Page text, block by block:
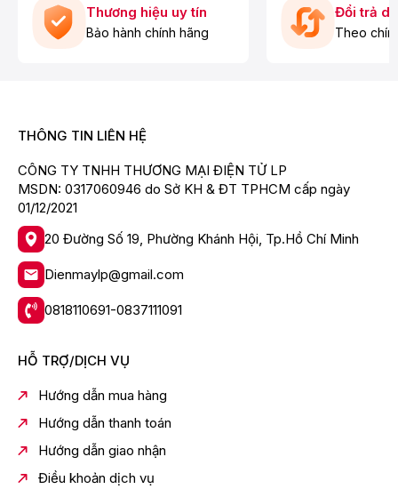
- Hệ thống làm lạnh DoorCooling cùng luồng khí lạnh
đa chiều Multi Air Flow giúp khí lạnh phát ra từ của tủ
và lan tỏa đều khắp không gian, cung cấp cho thực
nén Inverter tuyến tính giúp kiểm soát dao động nhiệt
độ, giữ cho thực phẩm được tươi ngon lâu hơn mà vẫn
đảm bảo tiết kiệm điện năng hiệu quả.
*Hình ảnh chỉ mang tính chất minh họa
Công nghệ kháng khuẩn khử mùi
- Tủ lạnh Inverter sử dụng bộ lọc 3 lớp Hygiene
Fresh+ giúp tủ giữ được sự tươi mát, trong lành nhờ
khả năng ức chế sự hoạt động của nấm mốc và vi
Thương hiệu uy tín
Bảo hành chính hãng
Đổi trả
Theo
THÔNG TIN LIÊN HỆ
CÔNG TY TNHH THƯƠNG MẠI ĐIỆN TỬ LP
MSDN: 0317060946 do Sở KH & ĐT TPHCM cấp ngày
01/12/2021
20 Đường Số 19, Phường Khánh Hội, Tp.Hồ Chí Minh
Dienmaylp@gmail.com
0818110691-0837111091
HỖ TRỢ/DỊCH VỤ
Hướng dẫn mua hàng
Hướng dẫn thanh toán
Hướng dẫn giao nhận
Điều khoản dịch vụ